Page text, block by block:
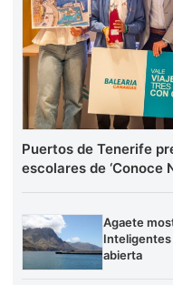
Puertos de Tenerife
escolares de ‘Conoce
Agaete
Inteligentes
abierta